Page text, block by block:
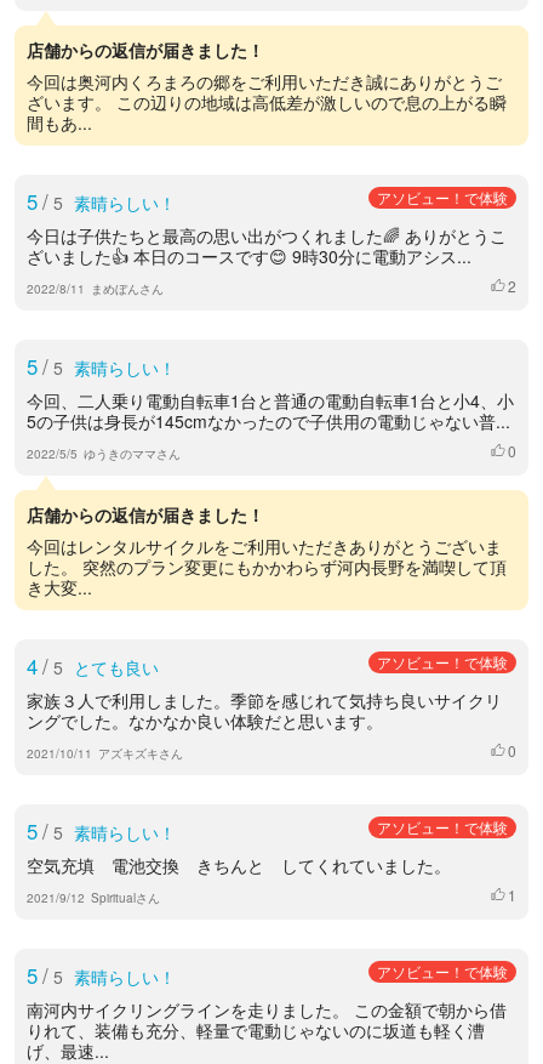
店舗からの返信が届きました！
今回は奥河内くろまろの郷をご利用いただき誠にありがとうご
ざいます。 この辺りの地域は高低差が激しいので息の上がる瞬
間もあ...
5/ 5 素晴らしい！ アソビュー！で体験
今日は子供たちと最高の思い出がつくれました🌈 ありがとうこ
ざいました👍 本日のコースです😊 9時30分に電動アシス...
2022/8/11 まめぼんさん いいね
2
5/ 5 素晴らしい！
今回、二人乗り電動自転車1台と普通の電動自転車1台と小4、小
5の子供は身長が145cmなかったので子供用の電動じゃない普...
2022/5/5 ゆうきのママさん いいね
0
店舗からの返信が届きました！
今回はレンタルサイクルをご利用いただきありがとうございま
した。 突然のプラン変更にもかかわらず河内長野を満喫して頂
き大変...
4/ 5 とても良い アソビュー！で体験
家族３人で利用しました。季節を感じれて気持ち良いサイクリ
ングでした。なかなか良い体験だと思います。
2021/10/11 アズキズキさん いいね
0
5/ 5 素晴らしい！ アソビュー！で体験
空気充填 電池交換 きちんと してくれていました。
2021/9/12 Spiritualさん いいね
1
5/ 5 素晴らしい！ アソビュー！で体験
南河内サイクリングラインを走りました。 この金額で朝から借
りれて、装備も充分、軽量で電動じゃないのに坂道も軽く漕
げ、最速...